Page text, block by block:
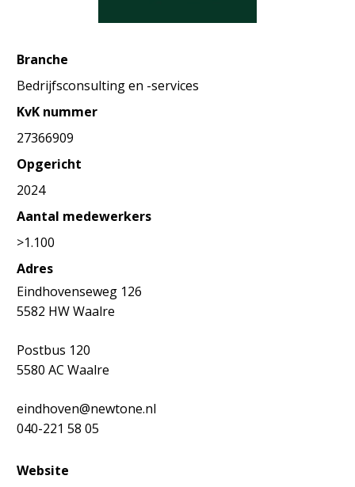
Branche
Bedrijfsconsulting en -services
KvK nummer
27366909
Opgericht
2024
Aantal medewerkers
>1.100
Adres
Eindhovenseweg 126
5582 HW Waalre
Postbus 120
5580 AC Waalre
eindhoven@newtone.nl
040-221 58 05
Website